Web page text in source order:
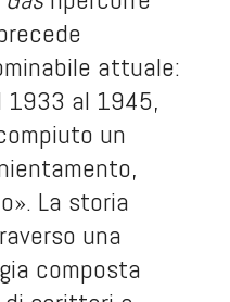
attuale:
1933 al 1945,
un
La storia
una
composta